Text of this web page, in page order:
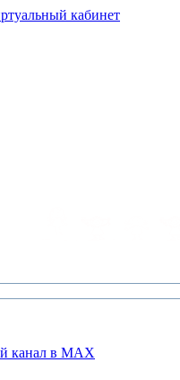
кабинет
канал в MAX